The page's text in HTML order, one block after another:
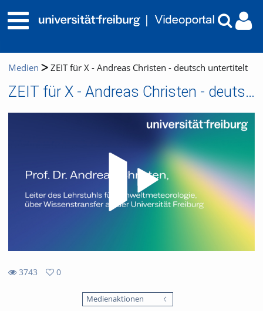
Medien ZEIT für X - Andreas Christen - deutsch untertitelt
ZEIT für X - Andreas Christen - deutsch untertitelt
3743
0
Medienaktionen